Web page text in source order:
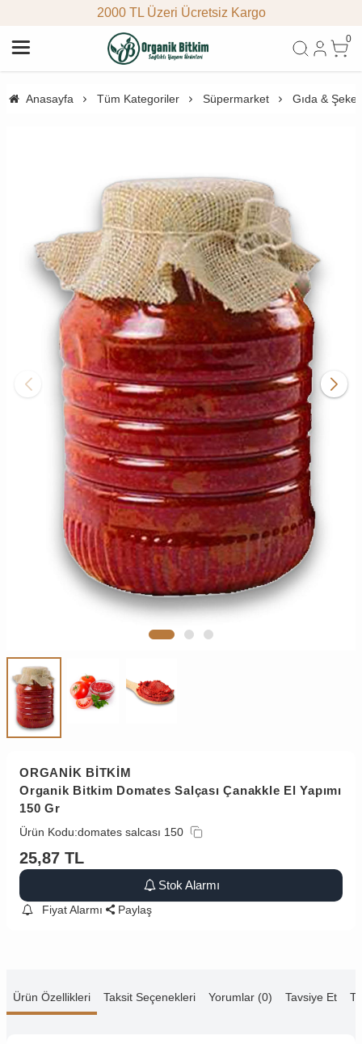
2000 TL Üzeri Ücretsiz Kargo
0
Anasayfa Tüm Kategoriler Süpermarket Gıda &
ORGANİK BİTKİM
Organik Bitkim Domates Salçası Çanakkle El Yapımı
150 Gr
Ürün Kodu:domates salcası 150
25,87 TL
Stok Alarmı
Fiyat Alarmı Paylaş
Ürün Özellikleri Taksit Seçenekleri Yorumlar (0) Tavsiye Et